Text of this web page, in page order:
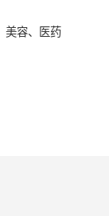
美容、医药